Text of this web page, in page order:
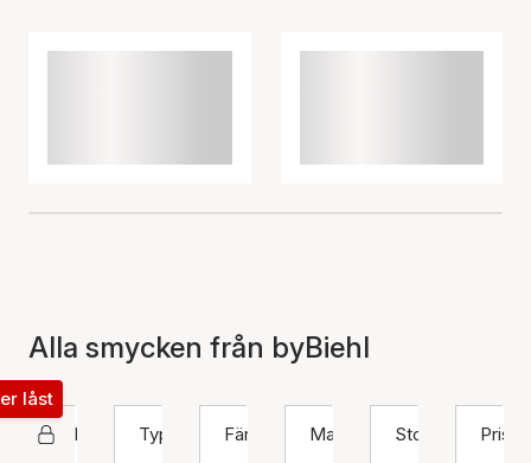
Alla smycken från byBiehl
byBiehl
låst
Typ
Färg Material Storlek Pris